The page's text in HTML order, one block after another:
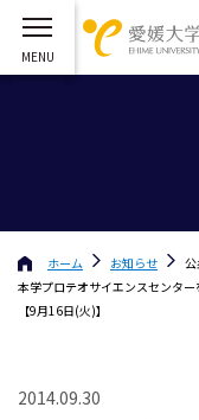
ホーム お知らせ
本学プロテオサイエンスセンタ
【9月16日(火)】
2014.09.30